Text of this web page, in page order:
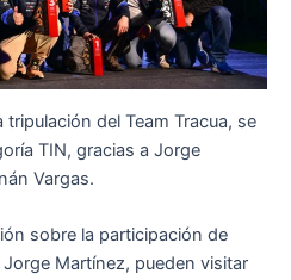
del Team Tracua, se
TIN, gracias a Jorge
Vargas.
sobre la participación de
Martínez, pueden visitar